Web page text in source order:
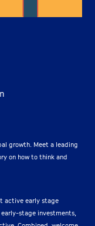
growth. Meet a leading
on how to think and
active early stage
stage investments,